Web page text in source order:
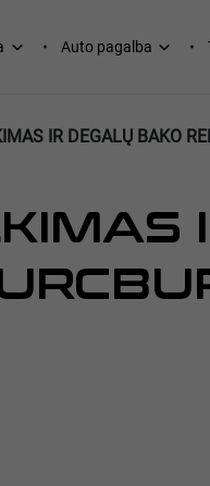
Auto pagalba
IR DEGALŲ BAKO